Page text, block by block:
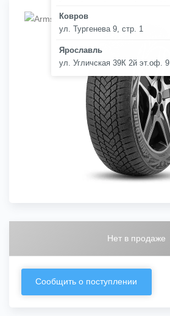
Ковров
ул. Тургенева 9, стр. 1
Ярославль
ул. Угличская 39К 2й эт.оф. 9
Нет в продаже
Сообщить о поступлении